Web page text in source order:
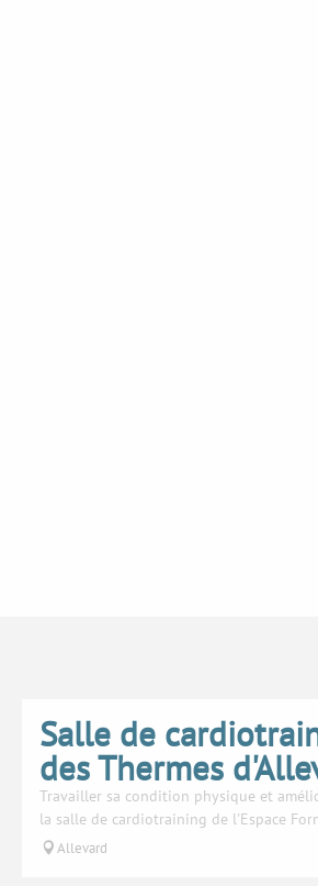
Salle de
des Thermes
Travailler sa condition physique et
la salle de cardiotraining de l'Espace
Allevard